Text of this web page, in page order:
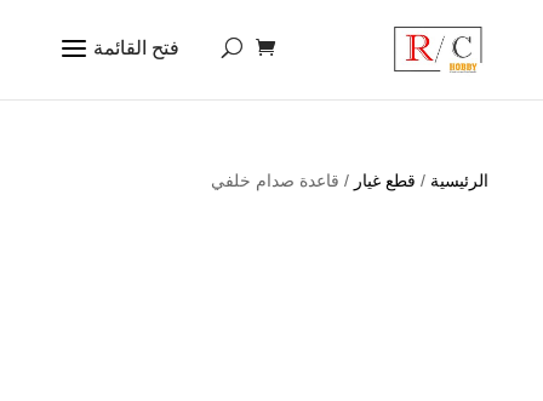
الرئيسية / قطع غيار / قاعدة صدام خلفي